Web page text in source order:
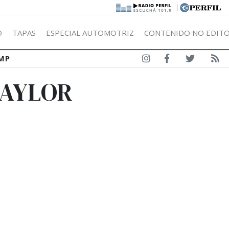
|
TAPAS ESPECIAL AUTOMOTRIZ CONTENIDO NO